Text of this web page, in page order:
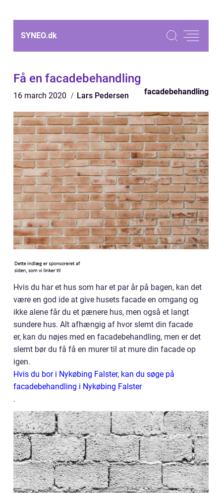
SYNEO.dk
Få en facadebehandling
16 march 2020 Lars Pedersen facadebehandling
Hvis du har et hus som har et par år på bagen, kan det
være en god ide at give husets facade en omgang og
ikke alene får du et pænere hus, men også et langt
sundere hus. Alt afhængig af hvor slemt din facade
er, kan du nøjes med en facadebehandling, men er det
slemt bør du få få en murer til at mure din facade op
igen.
Hvis du bor i Nykøbing Falster, kan du søge på
facadebehandling i Nykøbing Falster
.